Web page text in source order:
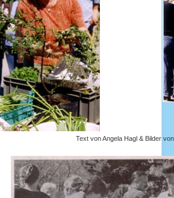
Text von Angela Hagl & Bilder